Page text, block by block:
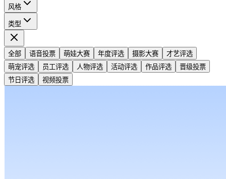
风格
类型
全部 语音投票 萌娃大赛 年度评选 摄影大赛
才艺评选
萌宠评选
员工评选 人物评选 活动评选 作品评选
晋级投票
节日评选
视频投票